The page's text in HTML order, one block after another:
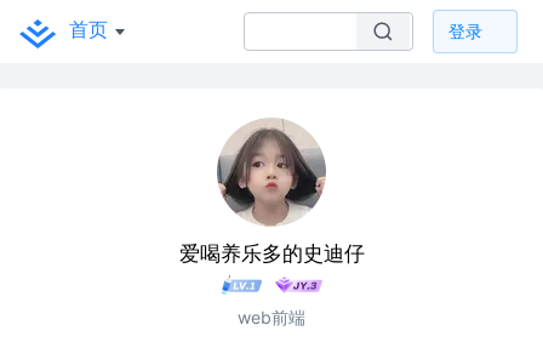
首页 登录
爱喝养乐多的史迪仔
web前端